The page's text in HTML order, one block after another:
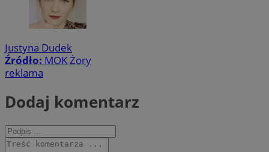
Justyna Dudek
Źródło: MOK Żory
reklama
Dodaj komentarz